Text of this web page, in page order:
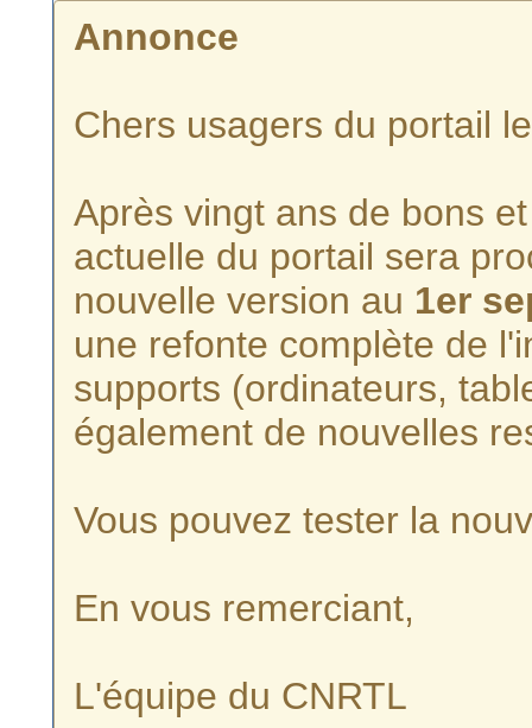
Annonce
Chers usagers du portail
Après vingt ans de bons
actuelle du portail sera
nouvelle version au 1er
une refonte complète de
supports (ordinateurs,
également de nouvelles
Vous pouvez tester la
En vous remerciant,
L'équipe du CNRTL